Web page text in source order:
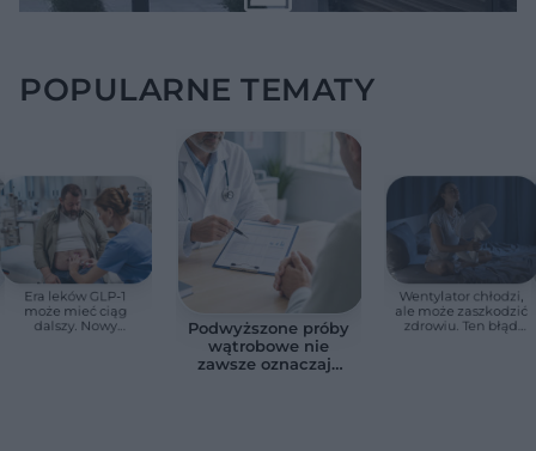
POPULARNE TEMATY
Era leków GLP-1
może mieć ciąg
dalszy. Nowy
Podwyższone próby
wątrobowe nie
zawsze oznaczają
Wentylator chłodzi,
ale może zaszkodzić
zdrowiu. Ten błąd